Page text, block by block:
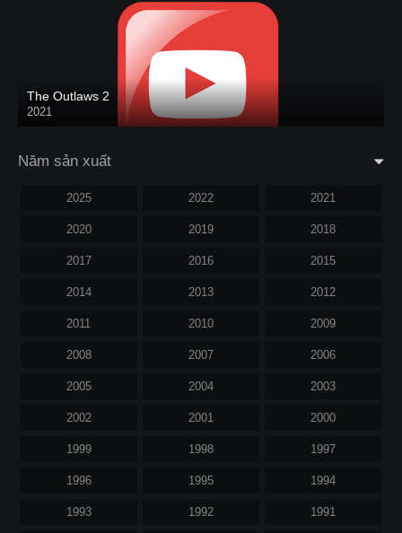
The Outlaws 2
2021
Năm sản xuất
2025 2022 2021
2020 2019 2018
2017 2016 2015
2014 2013 2012
2011 2010 2009
2008 2007 2006
2005 2004 2003
2002 2001 2000
1999 1998 1997
1996 1995 1994
1993 1992 1991